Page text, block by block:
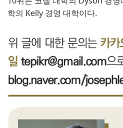
학의 Kelly 경영 대학이다.